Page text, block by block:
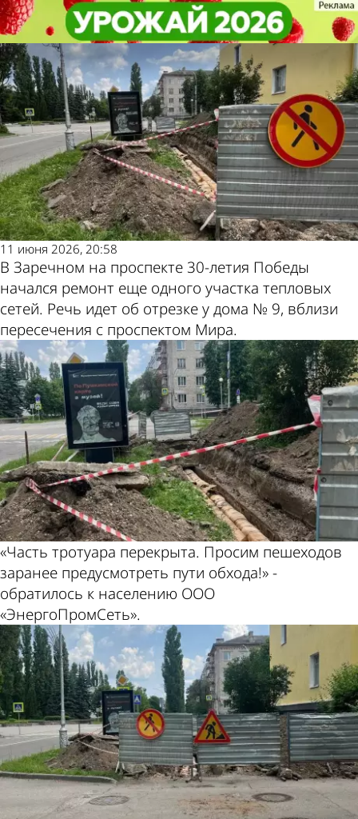
На проспекте 30-летия Победы в
Заречном перекрыли тротуар
Общество
11 июня 2026, 20:58
В Заречном на проспекте 30-летия Победы
начался ремонт еще одного участка тепловых
сетей. Речь идет об отрезке у дома № 9, вблизи
пересечения с проспектом Мира.
«Часть тротуара перекрыта. Просим пешеходов
заранее предусмотреть пути обхода!» -
обратилось к населению ООО
«ЭнергоПромСеть».
На проспекте 30-летия Победы в
Заречном перекрыли тротуар
Общество
Другие новости
по теме
Погода и курсы
валют в Пензе